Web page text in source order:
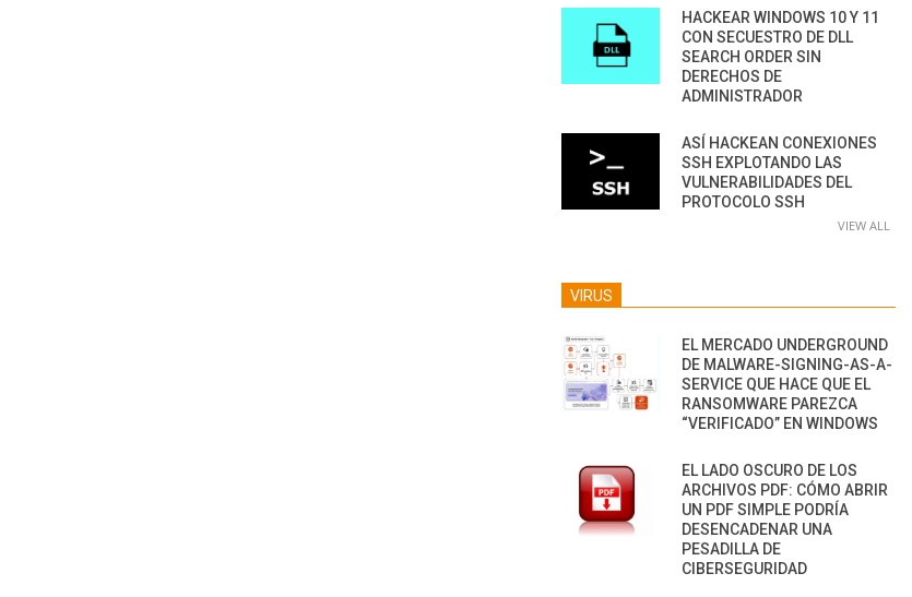
HACKEAR WINDOWS 10 Y 11
CON SECUESTRO DE DLL
SEARCH ORDER SIN
DERECHOS DE
ADMINISTRADOR
ASÍ HACKEAN CONEXIONES
SSH EXPLOTANDO LAS
VULNERABILIDADES DEL
PROTOCOLO SSH
VIEW ALL
VIRUS
EL MERCADO UNDERGROUND
DE MALWARE-SIGNING-AS-A-
SERVICE QUE HACE QUE EL
RANSOMWARE PAREZCA
“VERIFICADO” EN WINDOWS
EL LADO OSCURO DE LOS
ARCHIVOS PDF: CÓMO ABRIR
UN PDF SIMPLE PODRÍA
DESENCADENAR UNA
PESADILLA DE
CIBERSEGURIDAD